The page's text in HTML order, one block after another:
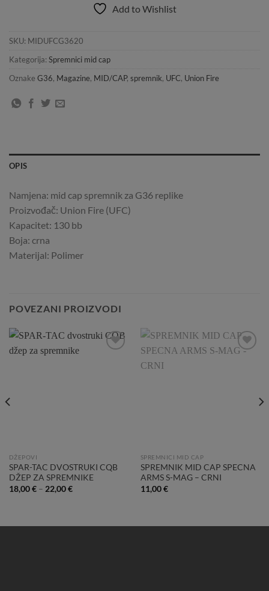
Add to Wishlist
SKU: MIDUFCG3620
Kategorija: Spremnici mid cap
Oznake G36, Magazine, MID/CAP, spremnik, UFC, Union Fire
OPIS
Namjena: mid cap spremnik za G36 replike
Proizvođač: Union Fire (UFC)
Kapacitet: 130 bb
Boja: crna
Materijal: Polimer
POVEZANI PROIZVODI
DŽEPOVI
SPAR-TAC DVOSTRUKI CQB
DŽEP ZA SPREMNIKE
18,00€– 22,00€
SPREMNICI MID CAP
SPREMNIK MID CAP SPECNA
ARMS S-MAG – CRNI
11,00€